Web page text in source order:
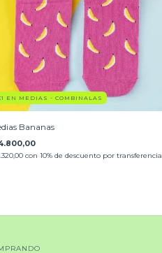
EN MEDIAS - COMBINALAS
Bananas
con 10% de descuento por transferencia